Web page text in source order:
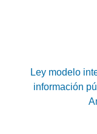
Ley modelo
información